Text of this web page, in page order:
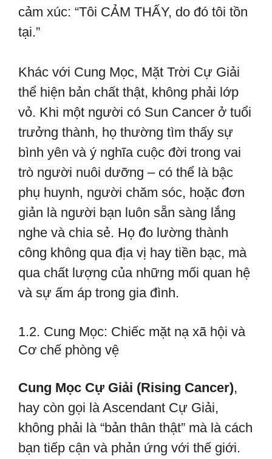
cảm xúc: “Tôi CẢM THẤY, do đó tôi tồn
tại.”
Khác với Cung Mọc, Mặt Trời Cự Giải
thể hiện bản chất thật, không phải lớp
vỏ. Khi một người có Sun Cancer ở tuổi
trưởng thành, họ thường tìm thấy sự
bình yên và ý nghĩa cuộc đời trong vai
trò người nuôi dưỡng – có thể là bậc
phụ huynh, người chăm sóc, hoặc đơn
giản là người bạn luôn sẵn sàng lắng
nghe và chia sẻ. Họ đo lường thành
công không qua địa vị hay tiền bạc, mà
qua chất lượng của những mối quan hệ
và sự ấm áp trong gia đình.
1.2. Cung Mọc: Chiếc mặt nạ xã hội và
Cơ chế phòng vệ
Cung Mọc Cự Giải (Rising Cancer),
hay còn gọi là Ascendant Cự Giải,
không phải là “bản thân thật” mà là cách
bạn tiếp cận và phản ứng với thế giới.